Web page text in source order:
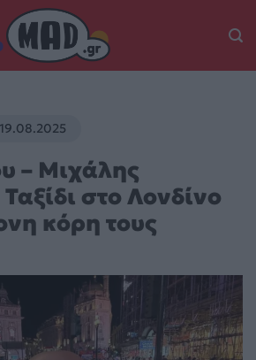
19.08.2025
– Μιχάλης
στο Λονδίνο
κόρη τους